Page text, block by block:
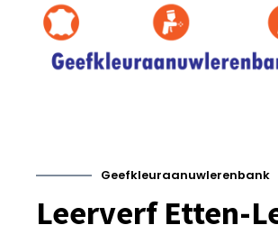
Geefkleuraanuwlerenbank
Leerverf Etten-